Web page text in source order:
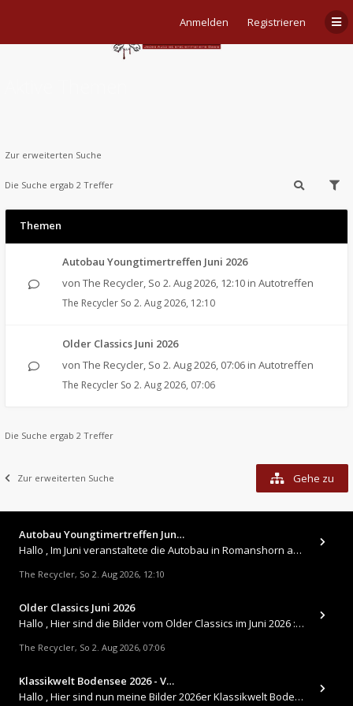
Anmelden Registrieren
Zur erweiterten Suche
Die Suche ergab 2 Treffer
Themen
Autobau Youngtimertreffen Juni 2026
von The Recycler, So 2. Aug 2026, 12:10 in Autotreffen
The Recycler So 2. Aug 2026, 12:10
Older Classics Juni 2026
von The Recycler, So 2. Aug 2026, 07:06 in Autotreffen
The Recycler So 2. Aug 2026, 07:06
Die Suche ergab 2 Treffer
Zur erweiterten Suche Gehe zu
Autobau Youngtimertreffen Jun…
Hallo , Im Juni veranstaltete die Autobau in Romanshorn auf ihrem Gelände ein kleines Youngtimertreffen : https://up.
The Recycler, So 2. Aug 2026, 12:10
Older Classics Juni 2026
​Hallo , Hier sind die Bilder vom Older Classics im Juni 2026 : https://up.picr.de/51155940wd.jpg https://up.pic
The Recycler, So 2. Aug 2026, 07:06
Klassikwelt Bodensee 2026 - V…
Hallo , Hier sind nun meine Bilder 2026er Klassikwelt Bodensee 😀 https://up.picr.de/51125547rb.jpg https://up.pi